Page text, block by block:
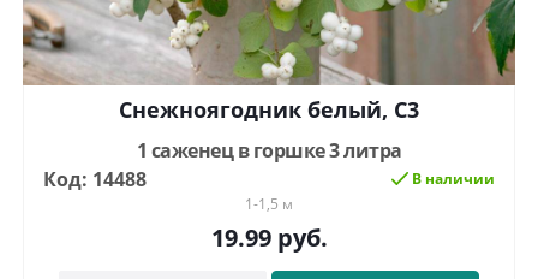
Снежноягодник белый, С3
1 саженец в горшке 3 литра
Код: 14488
В наличии
1-1,5 м
19.99руб.